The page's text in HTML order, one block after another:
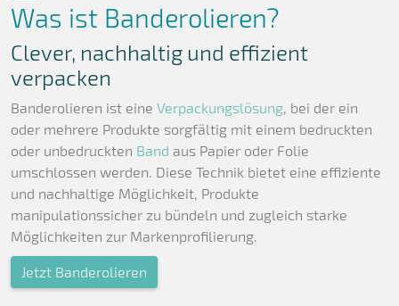
Was ist Banderolieren?
Clever, nachhaltig und effizient
verpacken
Banderolieren ist eine Verpackungslösung, bei der ein
oder mehrere Produkte sorgfältig mit einem bedruckten
oder unbedruckten Band aus Papier oder Folie
umschlossen werden. Diese Technik bietet eine effiziente
und nachhaltige Möglichkeit, Produkte
manipulationssicher zu bündeln und zugleich starke
Möglichkeiten zur Markenprofilierung.
Jetzt Banderolieren